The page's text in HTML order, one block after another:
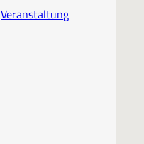
Veranstaltung